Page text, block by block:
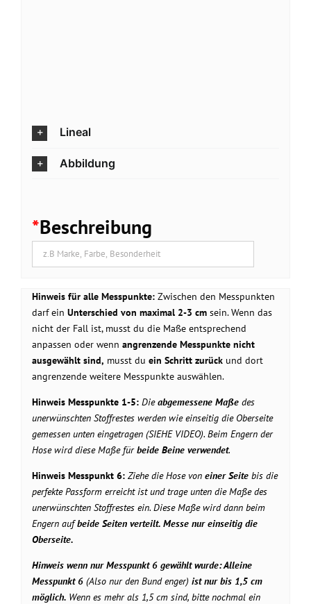
Lineal
Abbildung
*Beschreibung
Hinweis für alle Messpunkte: Zwischen den Messpunkten
darf ein Unterschied von maximal 2-3 cm sein. Wenn das
nicht der Fall ist, musst du die Maße entsprechend
anpassen oder wenn angrenzende Messpunkte nicht
ausgewählt sind, musst du ein Schritt zurück und dort
angrenzende weitere Messpunkte auswählen.
Hinweis Messpunkte 1-5: Dieabgemessene Maße des
unerwünschten Stoffrestes werden wie einseitig die Oberseite
gemessen unten eingetragen (SIEHE VIDEO). Beim Engern der
Hose wird diese Maße fürbeide Beine verwendet.
Hinweis Messpunkt 6: Ziehe die Hose von einer Seite bis die
perfekte Passform erreicht ist und trage unten die Maße des
unerwünschten Stoffrestes ein. Diese Maße wird dann beim
Engern aufbeide Seiten verteilt. Messe nureinseitig die
Oberseite.
Hinweis wenn nur Messpunkt 6 gewählt wurde: Alleine
Messpunkt 6 (Also nur den Bund enger) ist nur bis 1,5 cm
möglich. Wenn es mehr als 1,5 cm sind, bitte nochmal ein